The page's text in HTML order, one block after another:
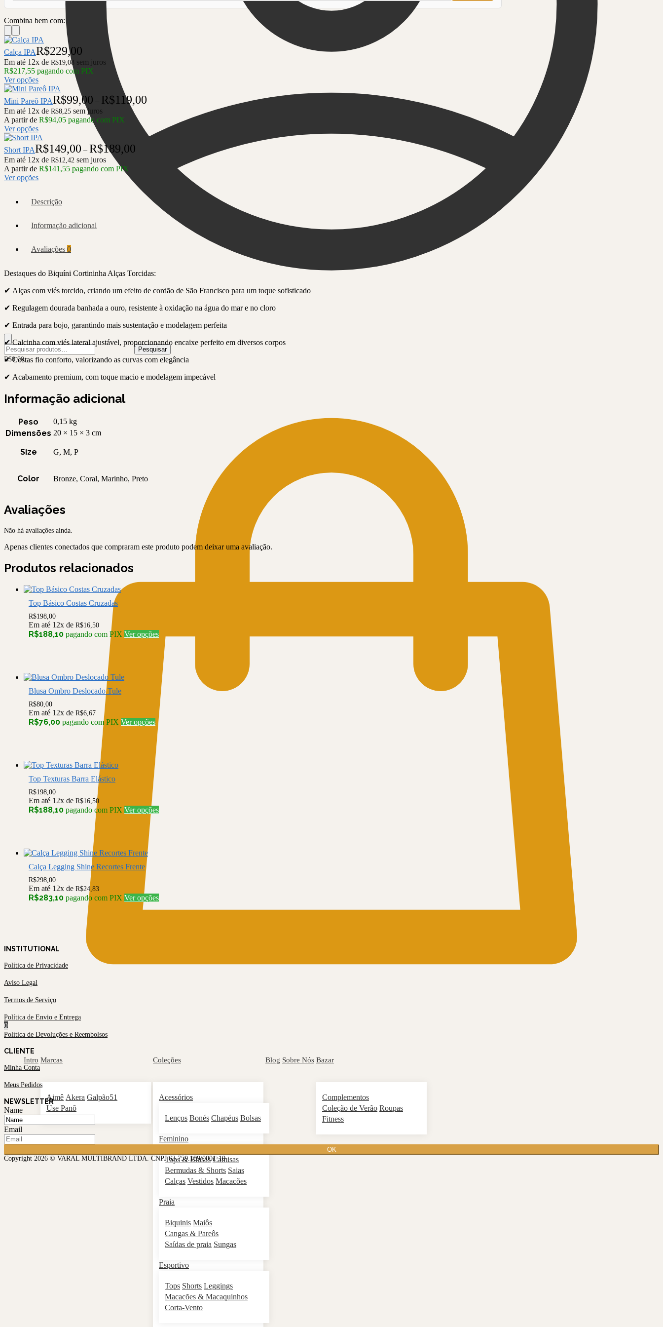
Pesquisar
por:
Pesquisar
R$0,00
0
Intro Marcas
Aimê Akera Galpão51
Use Panô
Coleções
Acessórios
Lenços Bonés Chapéus Bolsas
Feminino
Tops & Blusas Camisas
Bermudas & Shorts Saias
Calças Vestidos Macacões
Praia
Biquinis Maiôs
Cangas & Pareôs
Saídas de praia Sungas
Esportivo
Tops Shorts Leggings
Macacões & Macaquinhos
Corta-Vento
Blog Sobre Nós Bazar
Complementos
Coleção de Verão Roupas
Fitness
Combina bem com:
Calça IPAR$229,00
Em até 12x de R$19,08 sem juros
R$217,55 pagando com PIX
Ver opções
Mini Pareô IPAR$99,00 – R$119,00
R$99,00
através
Em até 12x de R$8,25 sem juros
A partir de R$94,05 pagando com PIX
Ver opções
Short IPAR$149,00 – R$189,00
R$189,00
Em até 12x de R$12,42 sem juros
A partir de R$141,55 pagando com PIX
Ver opções
Descrição
Informação adicional
Avaliações 0
Destaques do Biquíni Cortininha Alças Torcidas:
✔ Alças com viés torcido, criando um efeito de cordão de São Francisco para um toque sofisticado
✔ Regulagem dourada banhada a ouro, resistente à oxidação na água do mar e no cloro
✔ Entrada para bojo, garantindo mais sustentação e modelagem perfeita
✔ Calcinha com viés lateral ajustável, proporcionando encaixe perfeito em diversos corpos
✔ Costas fio conforto, valorizando as curvas com elegância
✔ Acabamento premium, com toque macio e modelagem impecável
Informação adicional
Peso 0,15 kg
Dimensões 20 × 15 × 3 cm
Size G, M, P
Color Bronze, Coral, Marinho, Preto
Avaliações
Não há avaliações ainda.
Apenas clientes conectados que compraram este produto podem deixar uma avaliação.
Produtos relacionados
Top Básico Costas Cruzadas
R$198,00
Em até 12x de R$16,50
R$188,10 pagando com PIX Ver opçõesEste
produto
tem
várias
variantes.
As
opções
podem
ser
escolhidas
na
Blusa Ombro Deslocado Tule
R$80,00
Em até 12x de R$6,67
R$76,00 pagando com PIX Ver opçõesEste
produto
tem
várias
variantes.
As
na
Top Texturas Barra Elástico
R$198,00
Em até 12x de R$16,50
R$188,10 pagando com PIX Ver opçõesEste
na
Calça Legging Shine Recortes Frente
R$298,00
Em até 12x de R$24,83
R$283,10 pagando com PIX Ver opçõesEste
INSTITUTIONAL
Política de Privacidade
Aviso Legal
Termos de Serviço
Política de Envio e Entrega
Política de Devoluções e Reembolsos
CLIENTE
Minha Conta
Meus Pedidos
NEWSLETTER
Name
Email
OK
Copyright 2026 © VARAL MULTIBRAND LTDA. CNPJ 63.759.189/0001-10